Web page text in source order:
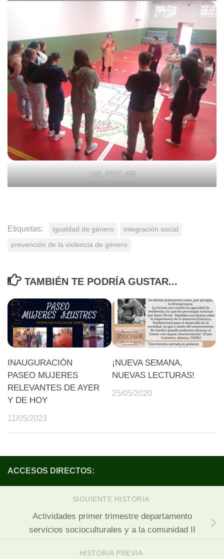
Exif_JPEG_420
Etiquetas: igualdad de género integración social
prevención de la violencia de género
TAMBIÉN TE PODRÍA GUSTAR...
INAUGURACIÓN
PASEO MUJERES
RELEVANTES DE AYER
Y DE HOY
11/05/2023
¡NUEVA SEMANA,
NUEVAS LECTURAS!
25/05/2020
ACCESOS DIRECTOS:
SIGUIENTE HISTORIA
Actividades primer trimestre departamento
servicios socioculturales y a la comunidad II
HISTORIA PREVIA